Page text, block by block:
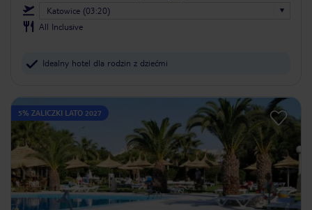
Katowice (03:20)
All Inclusive
Idealny hotel dla rodzin z dziećmi
5% ZALICZKI LATO 2027